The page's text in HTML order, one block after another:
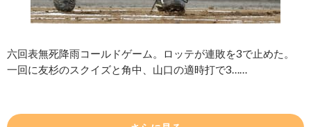
六回表無死降雨コールドゲーム。ロッテが連敗を3で止めた。
一回に友杉のスクイズと角中、山口の適時打で3……